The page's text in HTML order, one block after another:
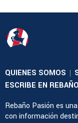
QUIENES SOMOS |
ESCRIBE EN
Rebaño Pasión es
con información